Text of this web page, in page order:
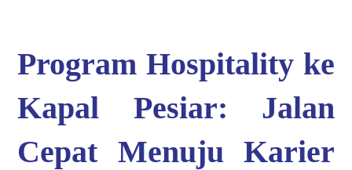
Program Hospitality ke
Kapal Pesiar: Jalan
Cepat Menuju Karier